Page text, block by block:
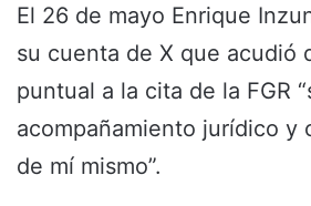
El 26 de mayo Enrique
su cuenta de X que acudió
puntual a la cita de la FGR
acompañamiento jurídico y
de mí mismo”.